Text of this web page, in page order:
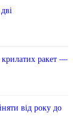
крилатих ракет —
від року до